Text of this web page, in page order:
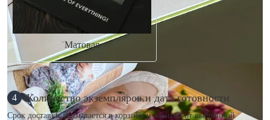
Матовая
4 Количество экземпляров и дата готовности
Срок доставки указывается в корзине и зависит от выбранной